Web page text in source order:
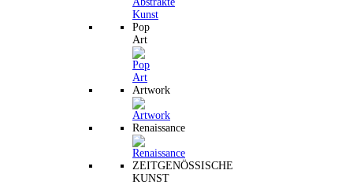
Pop
Art
Artwork
Renaissance
ZEITGENÖSSISCHE
KUNST